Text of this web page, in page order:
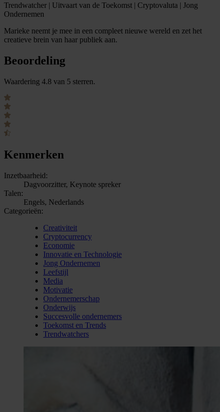
Trendwatcher | Uitvaart van de Toekomst | Cryptovaluta | Jong
Ondernemen
Marieke neemt je mee in een compleet nieuwe wereld en zet het
creatieve brein van haar publiek aan.
Beoordeling
Waardering 4.8 van 5 sterren.
Kenmerken
Inzetbaarheid:
Dagvoorzitter, Keynote spreker
Talen:
Engels, Nederlands
Categorieën:
Creativiteit
Cryptocurrency
Economie
Innovatie en Technologie
Jong Ondernemen
Leefstijl
Media
Motivatie
Ondernemerschap
Onderwijs
Succesvolle ondernemers
Toekomst en Trends
Trendwatchers